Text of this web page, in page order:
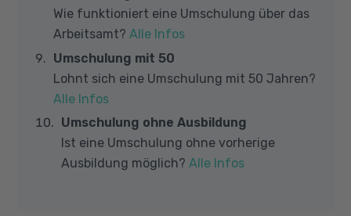
Wie funktioniert eine Umschulung über das
Arbeitsamt? Alle Infos
Umschulung mit 50
Lohnt sich eine Umschulung mit 50 Jahren?
Alle Infos
Umschulung ohne Ausbildung
Ist eine Umschulung ohne vorherige
Ausbildung möglich? Alle Infos